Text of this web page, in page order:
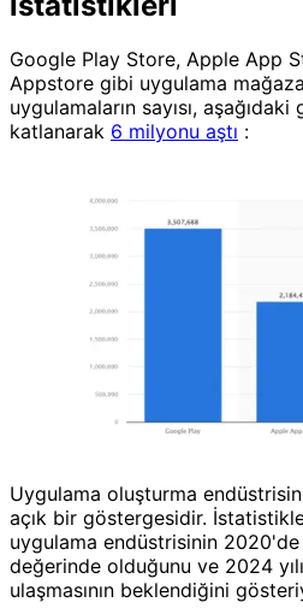
Google Play Store, Apple App
Appstore gibi uygulama
uygulamaların sayısı,
katlanarak 6 milyonu aştı :
Uygulama oluşturma
açık bir göstergesidir.
uygulama endüstrisinin
değerinde olduğunu ve 2024
ulaşmasının beklendiğini